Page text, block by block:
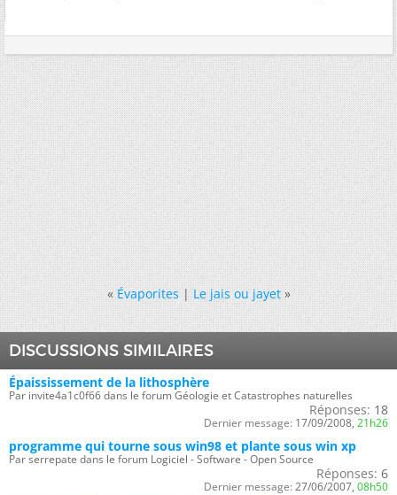
« Évaporites|Le jais ou jayet »
DISCUSSIONS SIMILAIRES
Épaississement de la lithosphère
Par invite4a1c0f66 dans le forum Géologie et Catastrophes naturelles
Réponses: 18
Dernier message: 17/09/2008, 21h26
programme qui tourne sous win98 et plante sous win xp
Par serrepate dans le forum Logiciel - Software - Open Source
Réponses: 6
Dernier message: 27/06/2007, 08h50